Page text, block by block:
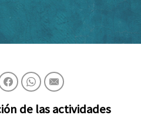
de las actividades